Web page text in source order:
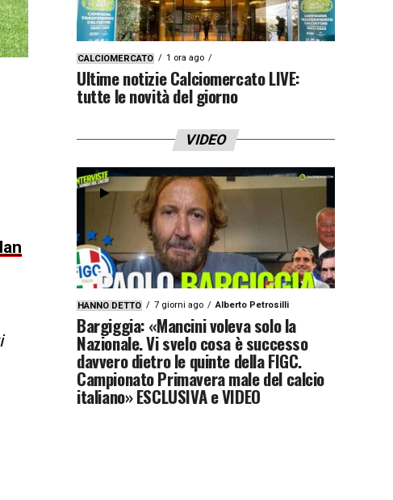
CALCIOMERCATO 1 ora ago
Ultime notizie Calciomercato LIVE:
tutte le novità del giorno
VIDEO
HANNO DETTO 7 giorni ago Alberto Petrosilli
Bargiggia: «Mancini voleva solo la
Nazionale. Vi svelo cosa è successo
davvero dietro le quinte della FIGC.
Campionato Primavera male del calcio
italiano» ESCLUSIVA e VIDEO